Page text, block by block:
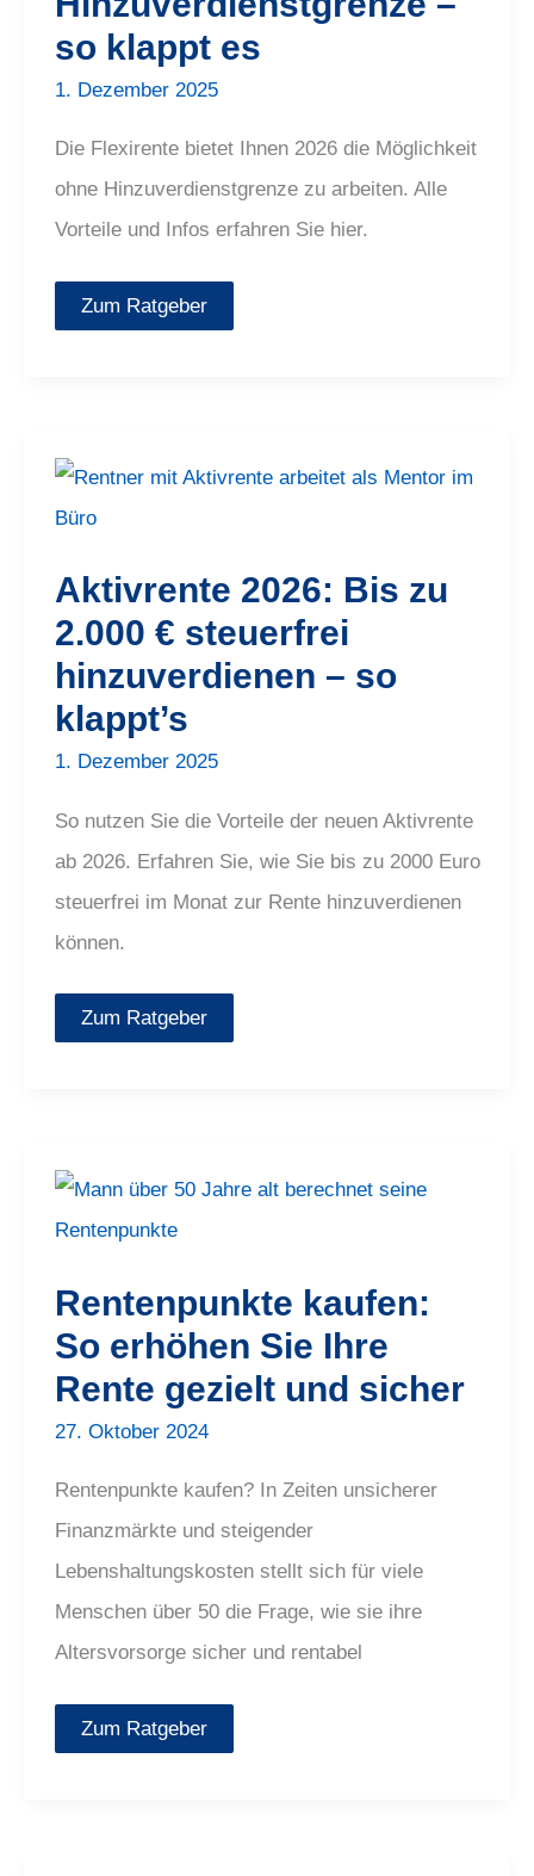
so klappt es
1. Dezember 2025
Die Flexirente bietet Ihnen 2026 die Möglichkeit
ohne Hinzuverdienstgrenze zu arbeiten. Alle
Vorteile und Infos erfahren Sie hier.
Zum Ratgeber
Aktivrente 2026: Bis zu
2.000 € steuerfrei
hinzuverdienen – so
klappt’s
1. Dezember 2025
So nutzen Sie die Vorteile der neuen Aktivrente
ab 2026. Erfahren Sie, wie Sie bis zu 2000 Euro
steuerfrei im Monat zur Rente hinzuverdienen
können.
Aktivrente
2026:
zu
steuerfrei
hinzuverdienen
–
so
klappt’s
Zum Ratgeber
Rentenpunkte kaufen:
So erhöhen Sie Ihre
Rente gezielt und sicher
27. Oktober 2024
Rentenpunkte kaufen? In Zeiten unsicherer
Finanzmärkte und steigender
Lebenshaltungskosten stellt sich für viele
Menschen über 50 die Frage, wie sie ihre
Altersvorsorge sicher und rentabel
Rentenpunkte
kaufen:
So
erhöhen
Rente
gezielt
und
sicher
Zum Ratgeber